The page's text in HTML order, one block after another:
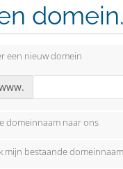
een nieuw domein
domeinnaam naar ons
mijn bestaande